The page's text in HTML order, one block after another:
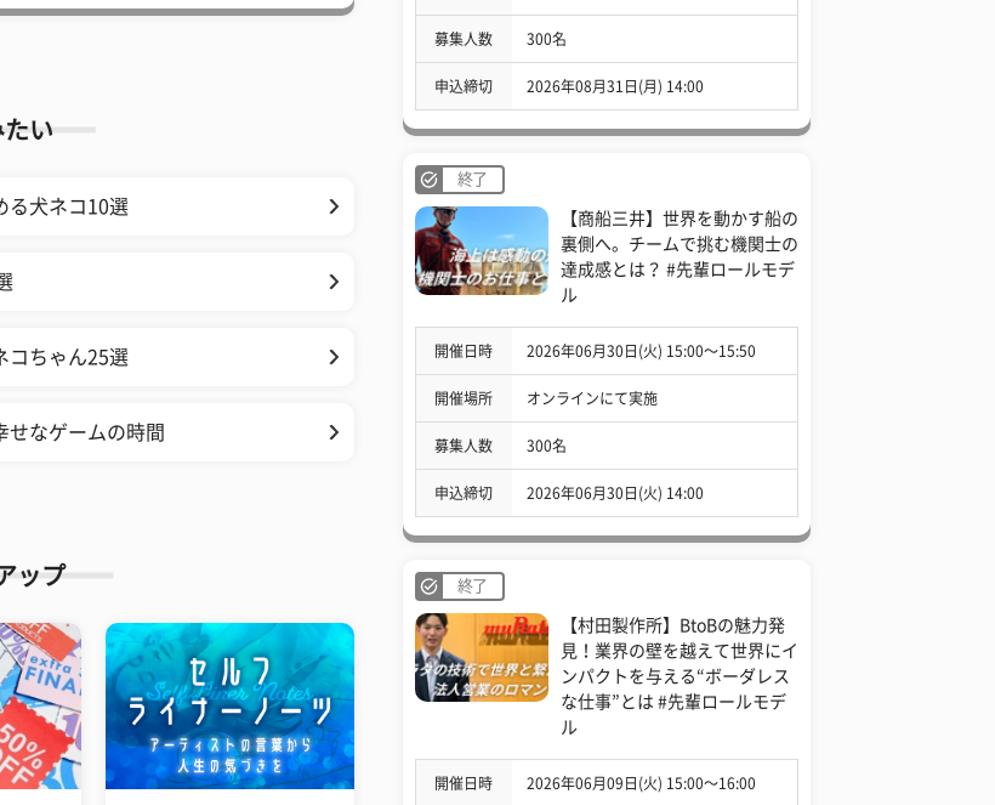
い
る犬ネコ10選
コちゃん25選
せなゲームの時間
ップ
募集人数 300名
申込締切 2026年08月31日(月) 14:00
終了
【商船三井】世界を動かす船の
裏側へ。チームで挑む機関士の
達成感とは？ #先輩ロールモデ
ル
開催日時 2026年06月30日(火) 15:00〜15:50
開催場所 オンラインにて実施
募集人数 300名
申込締切 2026年06月30日(火) 14:00
終了
【村田製作所】BtoBの魅力発
見！業界の壁を越えて世界にイ
ンパクトを与える“ボーダレス
な仕事”とは #先輩ロールモデ
ル
開催日時 2026年06月09日(火) 15:00〜16:00